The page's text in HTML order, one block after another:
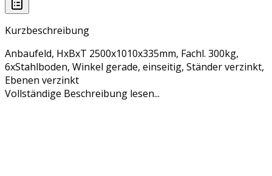
Kurzbeschreibung
Anbaufeld, HxBxT 2500x1010x335mm, Fachl. 300kg,
6xStahlboden, Winkel gerade, einseitig, Ständer verzinkt,
Ebenen verzinkt
Vollständige Beschreibung lesen...